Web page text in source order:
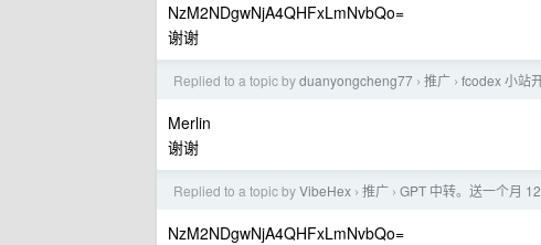
NzM2NDgwNjA4QHFxLmNvbQo=
谢谢
Replied to a topic byduanyongcheng77 › 推广 › fcodex 小站
Merlin
谢谢
Replied to a topic byVibeHex › 推广 › GPT 中转。送一个月
NzM2NDgwNjA4QHFxLmNvbQo=